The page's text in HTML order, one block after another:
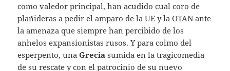
como valedor principal, han acudido cual coro de
plañideras a pedir el amparo de la UE y la OTAN ante
la amenaza que siempre han percibido de los
anhelos expansionistas rusos. Y para colmo del
esperpento, unaGrecia sumida en la tragicomedia
de su rescate y con el patrocinio de su nuevo